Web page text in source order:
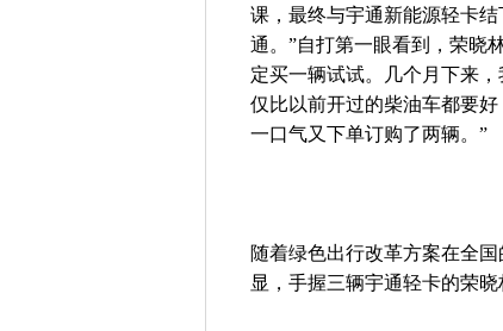
课，最终与宇通新能源轻卡
通。”自打第一眼看到，荣晓
定买一辆试试。几个月下来
仅比以前开过的柴油车都要
一口气又下单订购了两辆。”
随着绿色出行改革方案在全
显，手握三辆宇通轻卡的荣